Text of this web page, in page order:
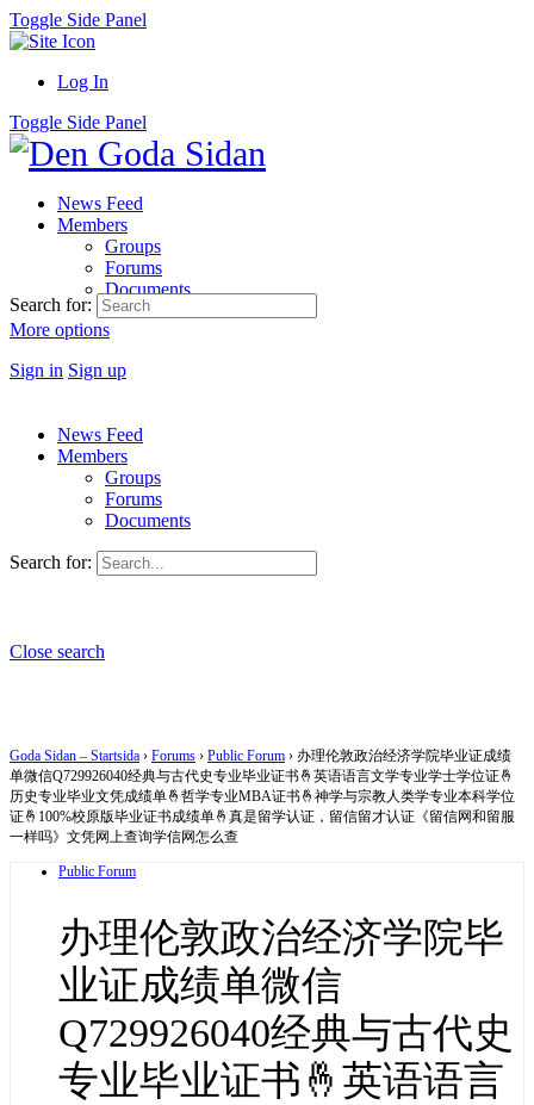
Toggle Side Panel
Log In
Toggle Side Panel
News Feed
Members
Groups
Forums
Documents
More options
Sign in Sign up
Search for:
News Feed
Members
Groups
Forums
Documents
Search for:
Close search
Goda Sidan – Startsida › Forums › Public Forum › 办理伦敦政治经济学院毕业证成绩
单微信Q729926040经典与古代史专业毕业证书🤞英语语言文学专业学士学位证🤞
历史专业毕业文凭成绩单🤞哲学专业MBA证书🤞神学与宗教人类学专业本科学位
证🤞100%校原版毕业证书成绩单🤞真是留学认证，留信留才认证《留信网和留服
一样吗》文凭网上查询学信网怎么查
Public Forum
办理伦敦政治经济学院毕
业证成绩单微信
Q729926040经典与古代史
专业毕业证书🤞英语语言